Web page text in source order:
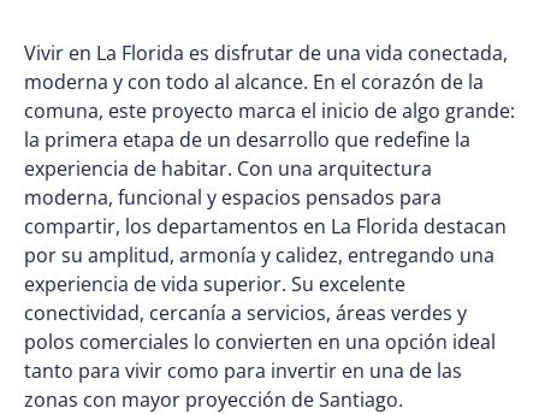
Vivir en La Florida es disfrutar de una vida conectada,
moderna y con todo al alcance. En el corazón de la
comuna, este proyecto marca el inicio de algo grande:
la primera etapa de un desarrollo que redefine la
experiencia de habitar. Con una arquitectura
moderna, funcional y espacios pensados para
compartir, los departamentos en La Florida destacan
por su amplitud, armonía y calidez, entregando una
experiencia de vida superior. Su excelente
conectividad, cercanía a servicios, áreas verdes y
polos comerciales lo convierten en una opción ideal
tanto para vivir como para invertir en una de las
zonas con mayor proyección de Santiago.